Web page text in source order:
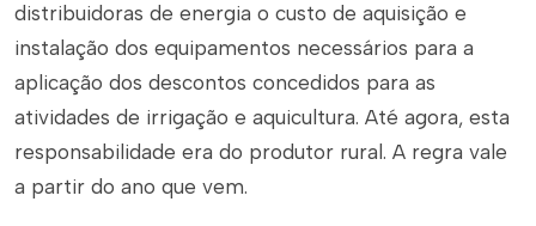
distribuidoras de energia o custo de aquisição e
instalação dos equipamentos necessários para a
aplicação dos descontos concedidos para as
atividades de irrigação e aquicultura. Até agora, esta
responsabilidade era do produtor rural. A regra vale
a partir do ano que vem.